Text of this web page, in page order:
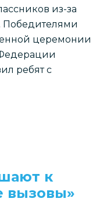
из-за
Победителями
церемонии
ребят с
к
вызовы»